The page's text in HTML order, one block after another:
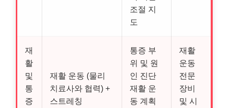
조절 지
도
재
활
및
통
증
재활 운동 (물리
치료사와 협력) +
스트레칭
통증 부
위 및 원
인 진단
재활 운
동 계획
재활
운동
전문
장비
및 시